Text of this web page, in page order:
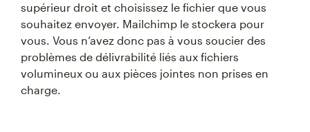
supérieur droit et choisissez le fichier que vous
souhaitez envoyer. Mailchimp le stockera pour
vous. Vous n’avez donc pas à vous soucier des
problèmes de délivrabilité liés aux fichiers
volumineux ou aux pièces jointes non prises en
charge.